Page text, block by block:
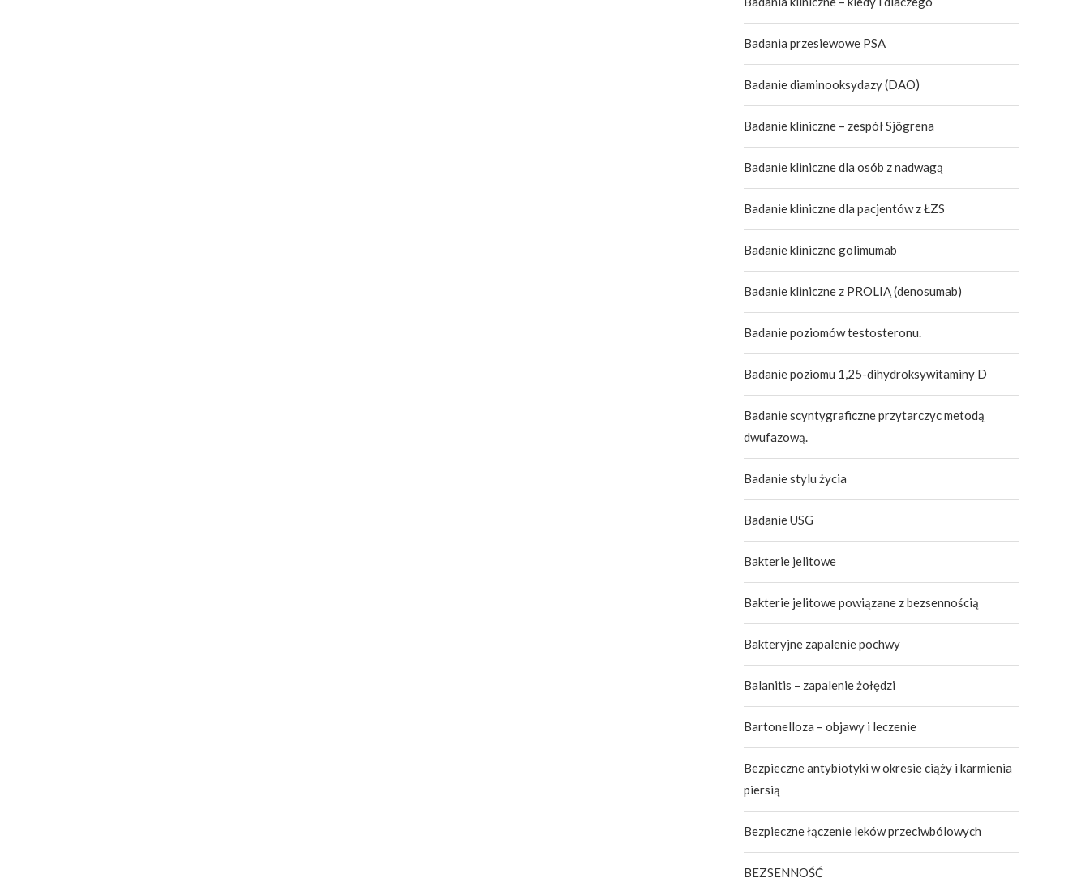
Badania przesiewowe PSA
Badanie diaminooksydazy (DAO)
Badanie kliniczne – zespół Sjögrena
Badanie kliniczne dla osób z nadwagą
Badanie kliniczne dla pacjentów z ŁZS
Badanie kliniczne golimumab
Badanie kliniczne z PROLIĄ (denosumab)
Badanie poziomów testosteronu.
Badanie poziomu 1,25-dihydroksywitaminy D
Badanie scyntygraficzne przytarczyc metodą
dwufazową.
Badanie stylu życia
Badanie USG
Bakterie jelitowe
Bakterie jelitowe powiązane z bezsennością
Bakteryjne zapalenie pochwy
Balanitis – zapalenie żołędzi
Bartonelloza – objawy i leczenie
Bezpieczne antybiotyki w okresie ciąży i karmienia
piersią
Bezpieczne łączenie leków przeciwbólowych
BEZSENNOŚĆ